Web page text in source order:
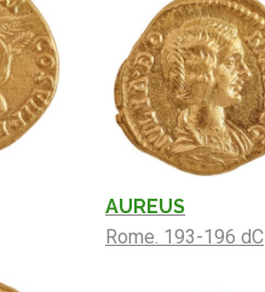
AUREUS
Rome. 193-196 dC